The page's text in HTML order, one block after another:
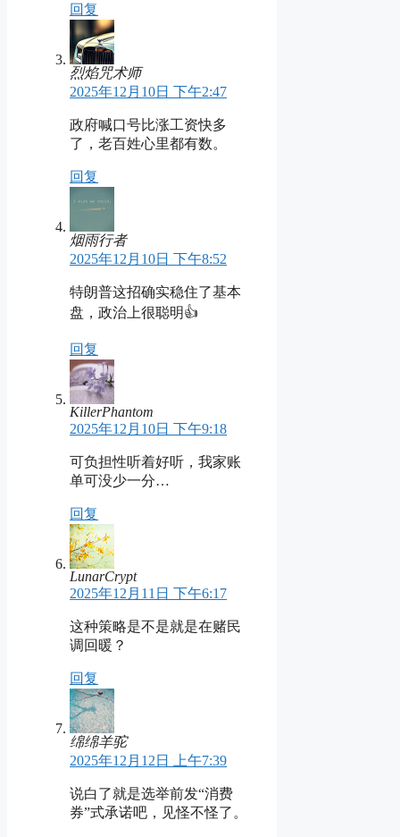
回复
烈焰咒术师
2025年12月10日 下午2:47
政府喊口号比涨工资快多
了，老百姓心里都有数。
回复
烟雨行者
2025年12月10日 下午8:52
特朗普这招确实稳住了基本
盘，政治上很聪明👍
回复
KillerPhantom
2025年12月10日 下午9:18
可负担性听着好听，我家账
单可没少一分…
回复
LunarCrypt
2025年12月11日 下午6:17
这种策略是不是就是在赌民
调回暖？
回复
绵绵羊驼
2025年12月12日 上午7:39
说白了就是选举前发“消费
券”式承诺吧，见怪不怪了。